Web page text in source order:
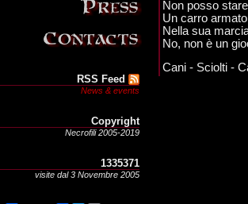
Non posso
Un carro
Nella sua
No, non è un
Cani - Sciolti -
RSS Feed
News & events
Copyright
Necrofili 2005-2019
1335371
visite dal 3 Novembre 2005